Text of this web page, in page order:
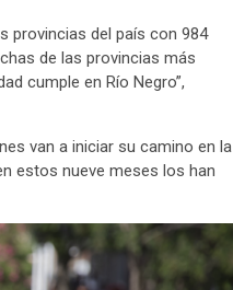
provincias del país con 984
de las provincias más
cumple en Río Negro”,
van a iniciar su camino en la
estos nueve meses los han